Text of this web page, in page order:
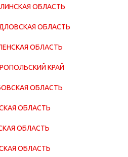
ОБЛАСТЬ
ОБЛАСТЬ
ОБЛАСТЬ
КРАЙ
ОБЛАСТЬ
ОБЛАСТЬ
ОБЛАСТЬ
ОБЛАСТЬ